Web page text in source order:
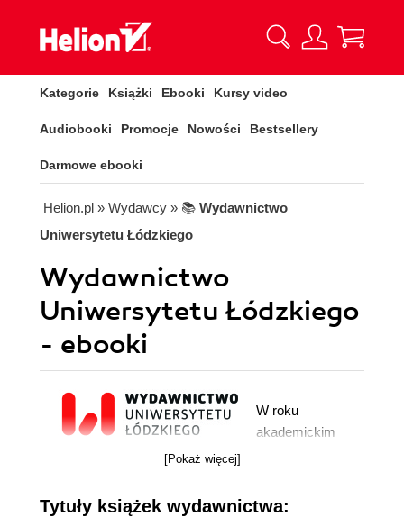
Kategorie Książki Ebooki Kursy video
Audiobooki Promocje Nowości Bestsellery
Darmowe ebooki
Helion.pl » Wydawcy » 📚 Wydawnictwo
Uniwersytetu Łódzkiego
Wydawnictwo
Uniwersytetu Łódzkiego
- ebooki
W roku
akademickim
[Pokaż więcej]
Tytuły książek wydawnictwa: